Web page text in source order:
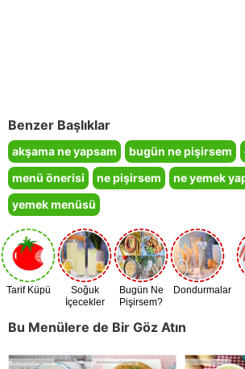
Benzer Başlıklar
akşama ne yapsam bugün ne pişirsem
menü önerisi
ne pişirsem
ne yemek
yemek menüsü
Tarif Küpü
Soğuk
İçecekler
Bugün Ne
Pişirsem?
Dondurmalar
Bu Menülere de Bir Göz Atın